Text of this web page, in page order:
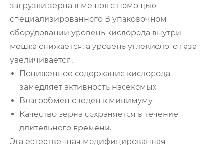
загрузки зерна в мешок с помощью
специализированного В упаковочном
оборудовании уровень кислорода внутри
мешка снижается, а уровень углекислого газа
увеличивается.
Пониженное содержание кислорода
замедляет активность насекомых
Влагообмен сведен к минимуму
Качество зерна сохраняется в течение
длительного времени.
Эта естественная модифицированная